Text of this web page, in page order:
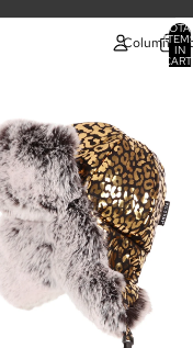
IN
Column